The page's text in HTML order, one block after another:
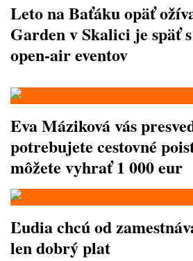
Leto na Baťáku opäť
Garden v Skalici je späť
open-air eventov
Eva Máziková vás
potrebujete cestovné
môžete vyhrať 1 000 eur
Ľudia chcú od
len dobrý plat